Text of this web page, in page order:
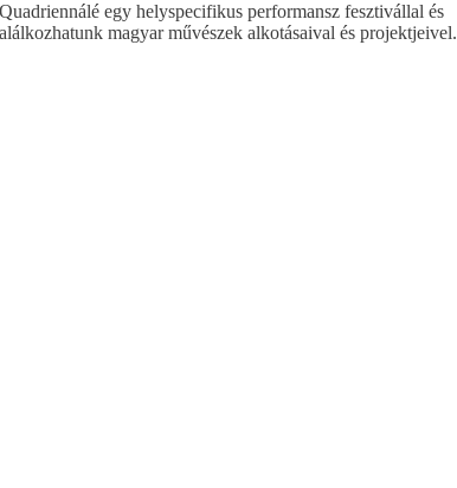
egy helyspecifikus performansz fesztivállal és
magyar művészek alkotásaival és projektjeivel.